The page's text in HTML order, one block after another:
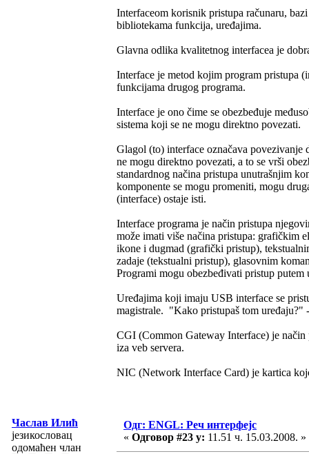
Interfaceom korisnik pristupa računaru,
bibliotekama funkcija, uređajima.
Glavna odlika kvalitetnog interfacea je
Interface je metod kojim program pristupa
funkcijama drugog programa.
Interface je ono čime se obezbeđuje
sistema koji se ne mogu direktno povezati.
Glagol (to) interface označava povezivanje
ne mogu direktno povezati, a to se vrši
standardnog načina pristupa unutrašnjim
komponente se mogu promeniti, mogu
(interface) ostaje isti.
Interface programa je način pristupa
može imati više načina pristupa: grafičkim
ikone i dugmad (grafički pristup),
zadaje (tekstualni pristup), glasovnim
Programi mogu obezbeđivati pristup putem
Uređajima koji imaju USB interface se
magistrale. "Kako pristupaš tom uređaju?"
CGI (Common Gateway Interface) je način
iza veb servera.
NIC (Network Interface Card) je kartica
Часлав Илић
језикословац
одомаћен члан
Одг: ENGL: Реч интерфејс
« Одговор #23 у: 11.51 ч. 15.03.2008. »